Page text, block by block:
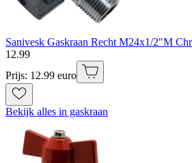
Sanivesk Gaskraan Recht M24x1/2"M
12.99
Prijs: 12.99 euro
Bekijk alles in gaskraan